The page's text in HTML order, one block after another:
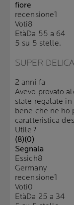
fiore
recensione1
Voti8
EtàDa 55 a 64
5 su 5 stelle.
SUPER
2 anni fa
Avevo provato
state regalate
bene che ne ho
caratteristica
Utile?
(8)(0)
Segnala
Essich8
Germany
recensione1
Voti0
EtàDa 25 a 34